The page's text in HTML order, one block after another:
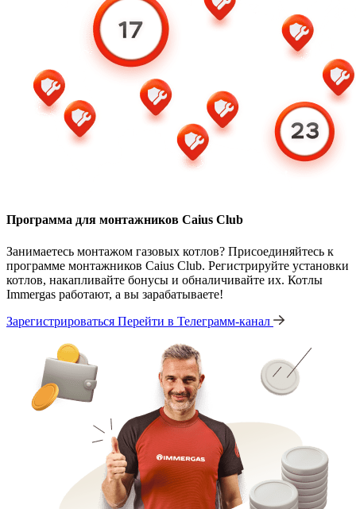
Программа для монтажников Caius Club
Занимаетесь монтажом газовых котлов? Присоединяйтесь к
программе монтажников Caius Club. Регистрируйте установки
котлов, накапливайте бонусы и обналичивайте их. Котлы
Immergas работают, а вы зарабатываете!
Зарегистрироваться Перейти в Телеграмм-канал